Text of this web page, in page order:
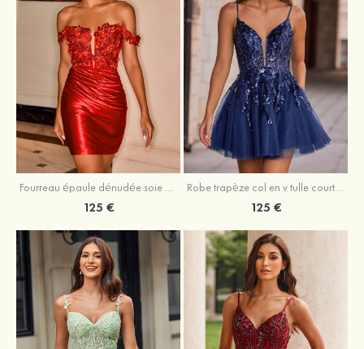
Fourreau épaule dénudée soie comme du satin courte/mini robe de fête de la rentrée
125 €
Robe trapèze col en v tulle courte/mini robe de fête de la rentrée avec poches paillettes
125 €